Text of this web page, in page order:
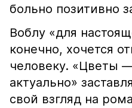
больно позитивно
Воблу «для
конечно, хочется
человеку. «Цветы
актуально»
свой взгляд на